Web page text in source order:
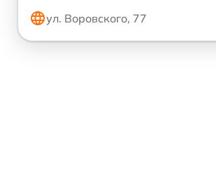
ул. Воровского, 77